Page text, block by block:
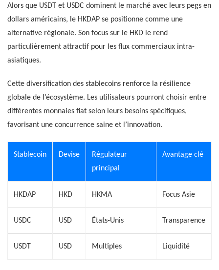
Alors que USDT et USDC dominent le marché avec leurs pegs en
dollars américains, le HKDAP se positionne comme une
alternative régionale. Son focus sur le HKD le rend
particulièrement attractif pour les flux commerciaux intra-
asiatiques.
Cette diversification des stablecoins renforce la résilience
globale de l’écosystème. Les utilisateurs pourront choisir entre
différentes monnaies fiat selon leurs besoins spécifiques,
favorisant une concurrence saine et l’innovation.
Stablecoin Devise
Régulateur
principal
Avantage clé
HKDAP HKD HKMA Focus Asie
USDC USD États-Unis Transparence
USDT USD Multiples Liquidité